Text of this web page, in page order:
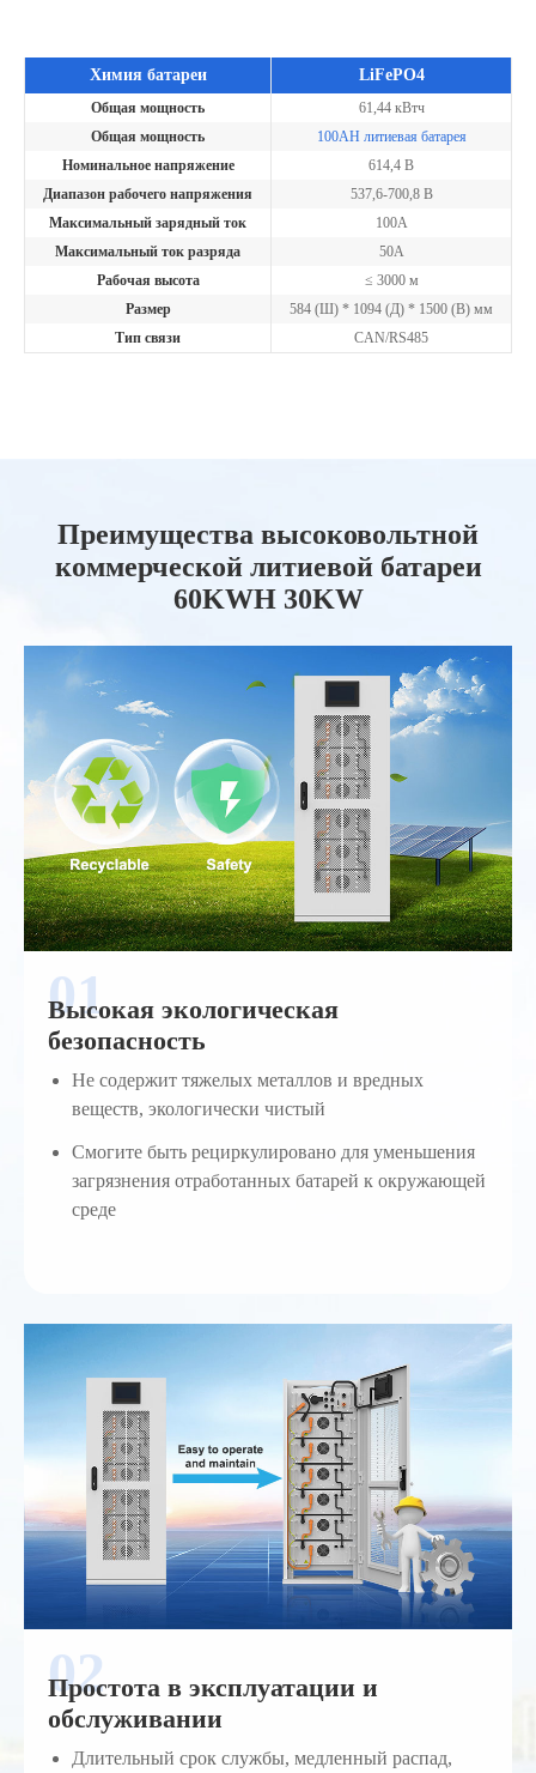
Химия батареи LiFePO4
Общая мощность
61,44 кВтч
Общая мощность
100AH литиевая батарея
Номинальное напряжение
614,4 В
Диапазон рабочего напряжения
537,6-700,8 В
Максимальный зарядный ток
100А
Максимальный ток разряда
50А
Рабочая высота
≤ 3000 м
Размер
584 (Ш) * 1094 (Д) * 1500 (В) мм
Тип связи
CAN/RS485
Преимущества высоковольтной
коммерческой литиевой батареи
60KWH 30KW
Высокая экологическая
безопасность
Не содержит тяжелых металлов и вредных
веществ, экологически чистый
Смогите быть рециркулировано для уменьшения
загрязнения отработанных батарей к окружающей
среде
Простота в эксплуатации и
обслуживании
Длительный срок службы, медленный распад,